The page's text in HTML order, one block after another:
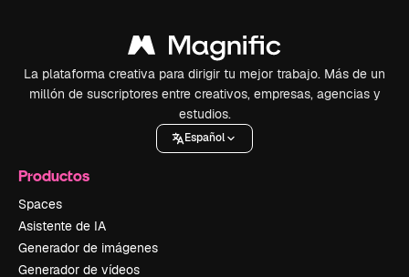
La plataforma creativa para dirigir tu mejor trabajo. Más de un
millón de suscriptores entre creativos, empresas, agencias y
estudios.
Español
Productos
Spaces
Asistente de IA
Generador de imágenes
Generador de vídeos